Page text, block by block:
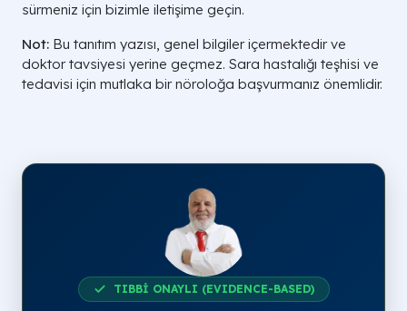
sürmeniz için bizimle iletişime geçin.
Not: Bu tanıtım yazısı, genel bilgiler içermektedir ve
doktor tavsiyesi yerine geçmez. Sara hastalığı teşhisi ve
tedavisi için mutlaka bir nöroloğa başvurmanız önemlidir.
TIBBİ ONAYLI (EVIDENCE-BASED)